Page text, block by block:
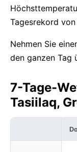
Tagesrekord von
Nehmen Sie
den ganzen Tag
7-Tage-
Tasiilaq,